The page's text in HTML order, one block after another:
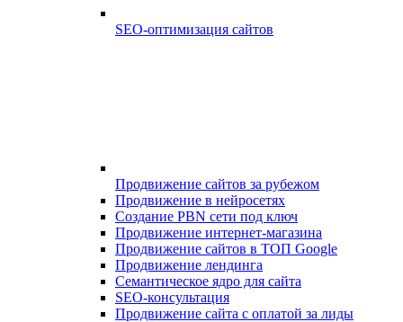
SEO-оптимизация сайтов
Продвижение сайтов за рубежом
Продвижение в нейросетях
Создание PBN сети под ключ
Продвижение интернет-магазина
Продвижение сайтов в ТОП Google
Продвижение лендинга
Семантическое ядро для сайта
SEO-консультация
Продвижение сайта с оплатой за лиды